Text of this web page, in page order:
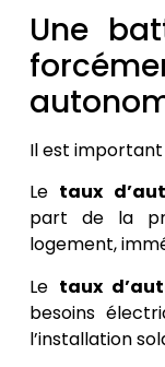
Une
Il est important
Le taux
part de la
logement,
Le taux
besoins
l’installation